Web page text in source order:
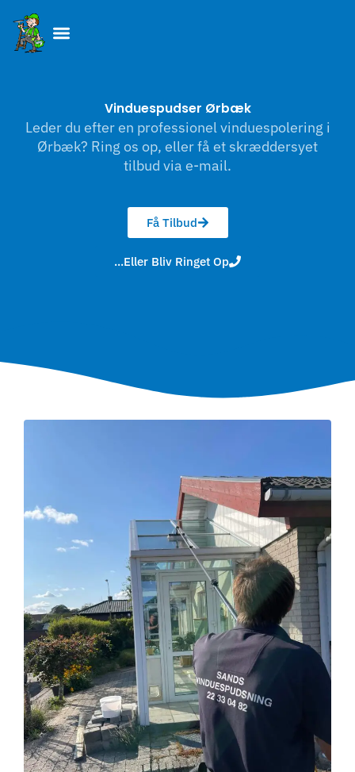
content
Vinduespudser Ørbæk
Leder du efter en professionel vinduespolering i
Ørbæk? Ring os op, eller få et skræddersyet
tilbud via e-mail.
Få Tilbud
...Eller Bliv Ringet Op